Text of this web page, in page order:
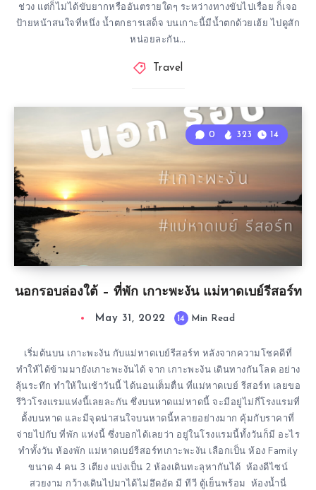
ช่วง แต่ก็ไม่ได้ขับยากหรืออันตรายใดๆ ระหว่างทางขับไปเรื่อย ก็เจอ
ป้ายหน้าสนใจที่หนึ่ง น้ำตกธารเสด็จ บนเกาะนี้มีน้ำตกด้วยเฮ้ย ไปดูสัก
หน่อยละกัน…
Travel
นอกรอบล่องใต้ – ที่พัก เกาะพะงัน แม่หาดเบย์รีสอร์ท
0 323 14
May 31, 2022 14 Min Read
เริ่มต้นบน เกาะพะงัน กับแม่หาดเบย์รีสอร์ท หลังจากความโชคดีที่
ทำให้ได้ข้ามมายังเกาะพะงันได้ จาก เกาะพะงัน เดินทางกันโลด อย่าง
ลุ้นระทึก ทำให้ในเช้าวันนี้ ได้นอนเต็มตื่น ที่แม่หาดเบย์ รีสอร์ท เลยขอ
รีวิวโรงแรมแห่งนี้เลยละกัน ซึ่งบนหาดแม่หาดนี้ จะมีอยู่ไม่กี่โรงแรมที่
ตั้งบนหาด และมีจุดน่าสนใจบนหาดนี้หลายอย่างมาก คุ้มกับราคาที่
จ่ายไปกับ ที่พัก แห่งนี้ ซึ่งบอกได้เลยว่า อยู่ในโรงแรมนี้ทั้งวันก็มี อะไร
ทำทั้งวัน ห้องพัก แม่หาดเบย์รีสอร์ทเกาะพะงัน เลือกเป็น ห้อง Family
ขนาด 4 คน 3 เตียง แบ่งเป็น 2 ห้องเดินทะลุหากันได้ ห้องดีไซน์
สวยงาม กว้างเดินไปมาได้ไม่อึดอัด มี ทีวี ตู้เย็นพร้อม ห้องน้ำนี่